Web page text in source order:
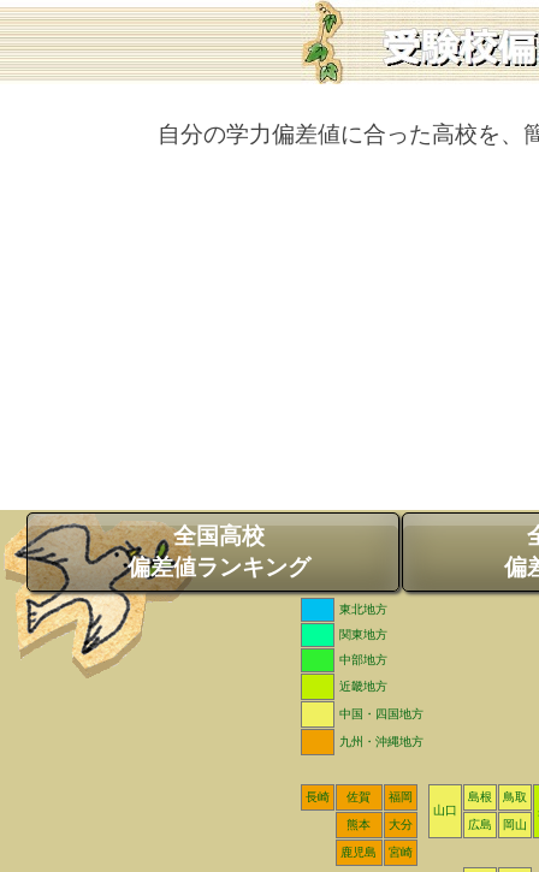
自分の学力偏差値に合った高校を、
全国高校
偏差値ランキング
偏
東北地方
関東地方
中部地方
近畿地方
中国・四国地方
九州・沖縄地方
長崎 佐賀
福岡
山口
島根
鳥取
熊本
大分 広島 岡山
鹿児島 宮崎